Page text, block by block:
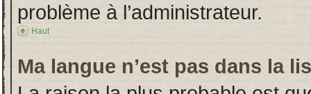
problème à l’administrateur.
Haut
Ma langue n’est pas dans la